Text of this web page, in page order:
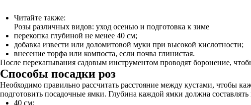
Читайте также:
Розы различных видов: уход осенью и подготовка к зиме
перекопка глубиной не менее 40 см;
добавка извести или доломитовой муки при высокой кислотности;
внесение торфа или компоста, если почва глинистая.
После перекапывания садовым инструментом проводят боронение,
Способы посадки роз
Необходимо правильно рассчитать расстояние между кустами, чтобы
подготовить посадочные ямки. Глубина каждой ямки должна составлять
40 см;